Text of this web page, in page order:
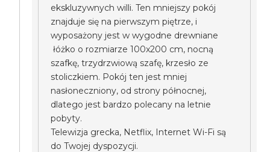
ekskluzywnych willi. Ten mniejszy pokój
znajduje się na pierwszym piętrze, i
wyposażony jest w wygodne drewniane
łóżko o rozmiarze 100x200 cm, nocną
szafkę, trzydrzwiową szafę, krzesło ze
stoliczkiem. Pokój ten jest mniej
nasłoneczniony, od strony północnej,
dlatego jest bardzo polecany na letnie
pobyty.
Telewizja grecka, Netflix, Internet Wi-Fi są
do Twojej dyspozycji.